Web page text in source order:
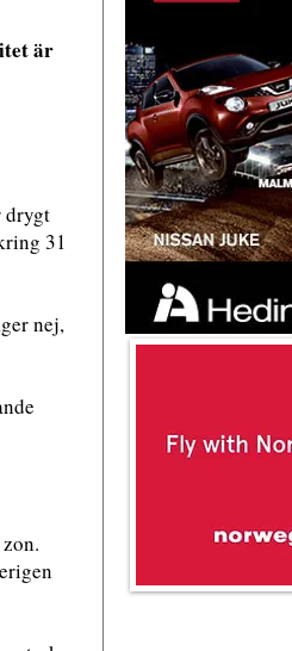
är
drygt
31
nej,